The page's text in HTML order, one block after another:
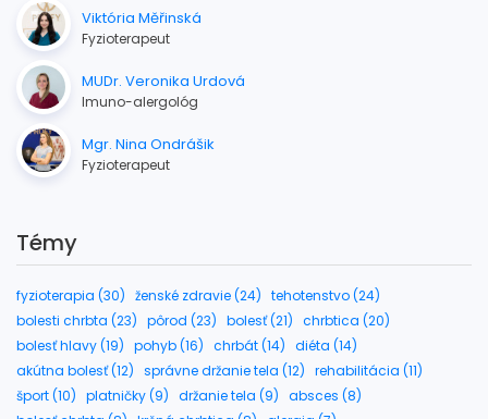
Viktória Měřinská
Fyzioterapeut
MUDr. Veronika Urdová
Imuno-alergológ
Mgr. Nina Ondrášik
Fyzioterapeut
Témy
fyzioterapia (30) ženské zdravie (24) tehotenstvo (24)
bolesti chrbta (23) pôrod (23) bolesť (21) chrbtica (20)
bolesť hlavy (19) pohyb (16) chrbát (14) diéta (14)
akútna bolesť (12) správne držanie tela (12) rehabilitácia (11)
šport (10) platničky (9) držanie tela (9) absces (8)